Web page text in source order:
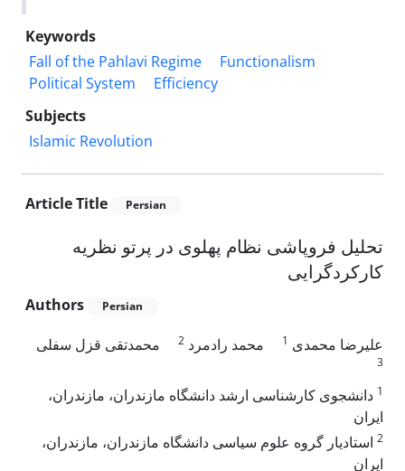
Keywords
Fall of the Pahlavi Regime
Functionalism
Political System
Efficiency
Subjects
Islamic Revolution
Article Title Persian
تحلیل فروپاشی نظام پهلوی در پرتو نظریه
کارکردگرایی
Authors Persian
علیرضا محمدی 1 محمد رادمرد 2 محمدتقی قزل سفلی
3
1 دانشجوی کارشناسی ارشد دانشگاه مازندران، مازندران،
ایران
2 استادیار گروه علوم سیاسی دانشگاه مازندران، مازندران،
ایران